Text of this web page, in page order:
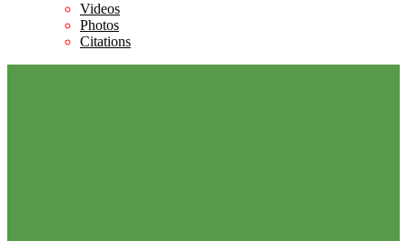
Videos
Photos
Citations